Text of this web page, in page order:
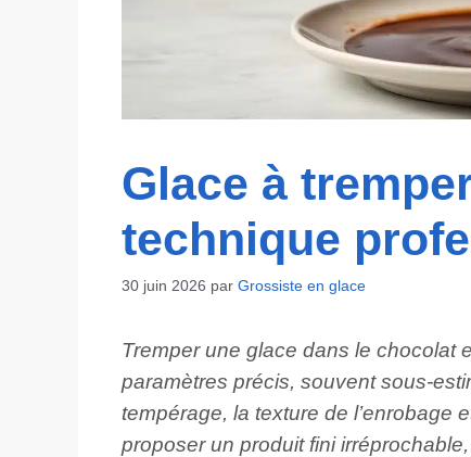
Glace à
technique
30 juin 2026 par Grossiste en glace
Tremper une glace dans le chocolat
paramètres précis, souvent sous-
tempérage, la texture de l’enrobage
proposer un produit fini